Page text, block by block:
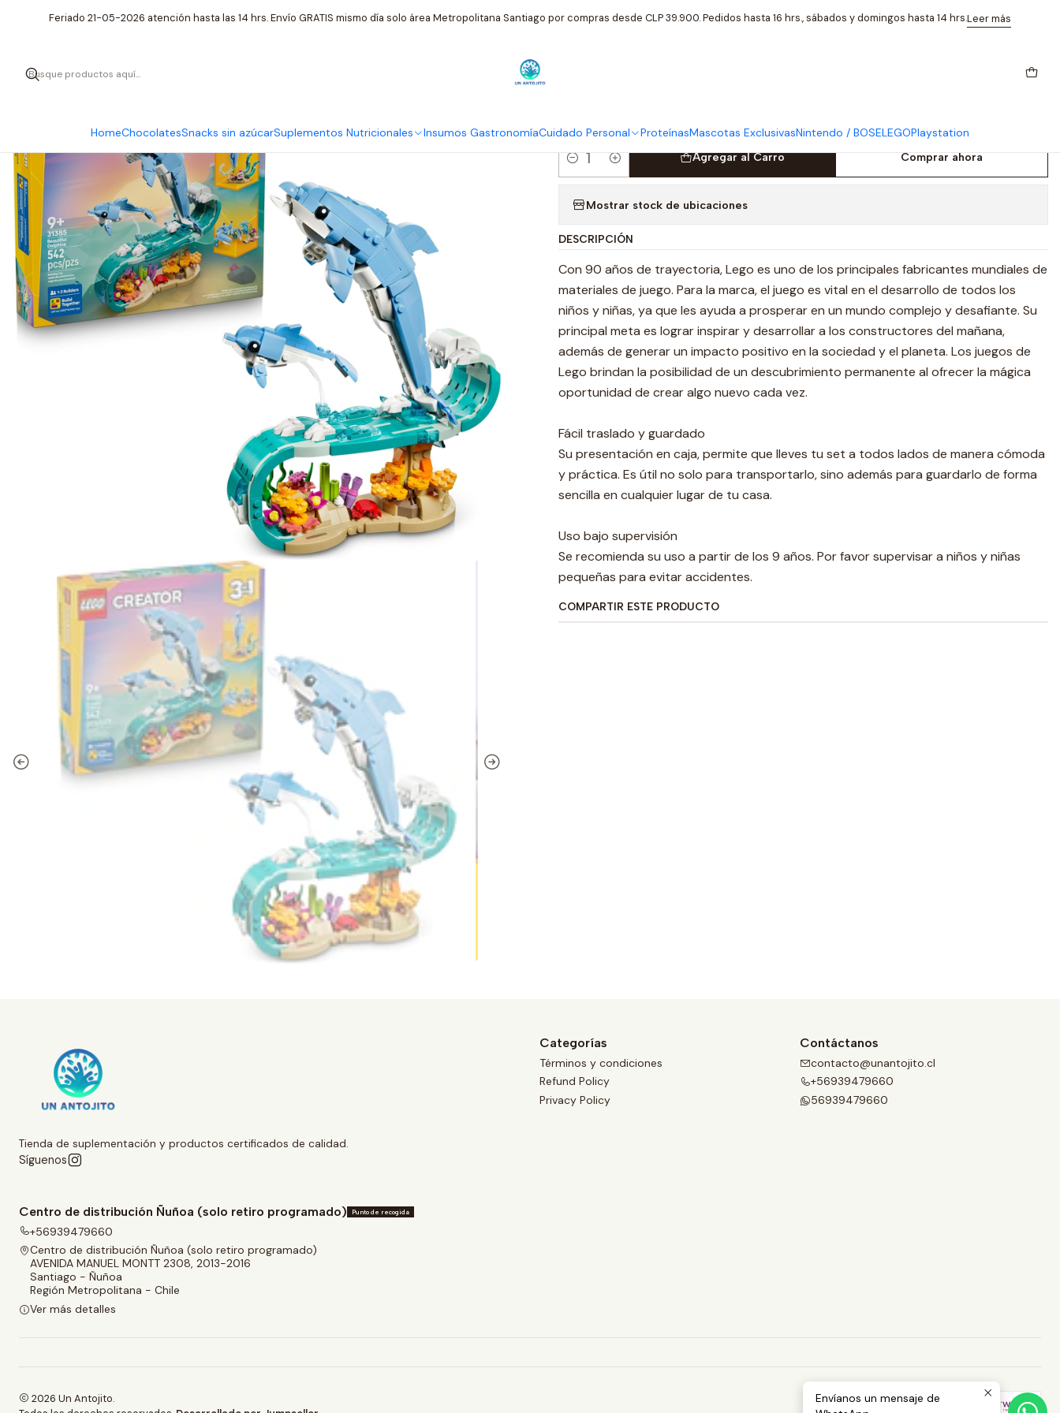
HomeChocolatesSnacks sin azúcarSuplementos Nutricionales Insumos GastronomíaCuidado Personal ProteínasMascotas ExclusivasNintendo / BOSELEGOPlaystation
Feriado 21-05-2026 atención hasta las 14 hrs. Envío GRATIS mismo día solo área Metropolitana Santiago por compras desde CLP 39.900. Pedidos hasta 16 hrs., sábados y domingos hasta 14 hrs.Leer más
Inicio LEGO Animales Marinos 3en1 Delfines Hermosos 31385 Lego
Animales Marinos 3en1 Delfines Hermosos
Cantidad
Agregar al Carro Comprar ahora
Mostrar stock de ubicaciones
DESCRIPCIÓN
Con 90 años de trayectoria, Lego es uno de los principales fabricantes mundiales de
materiales de juego. Para la marca, el juego es vital en el desarrollo de todos los
niños y niñas, ya que les ayuda a prosperar en un mundo complejo y desafiante. Su
principal meta es lograr inspirar y desarrollar a los constructores del mañana,
además de generar un impacto positivo en la sociedad y el planeta. Los juegos de
Lego brindan la posibilidad de un descubrimiento permanente al ofrecer la mágica
oportunidad de crear algo nuevo cada vez.
Fácil traslado y guardado
Su presentación en caja, permite que lleves tu set a todos lados de manera cómoda
y práctica. Es útil no solo para transportarlo, sino además para guardarlo de forma
sencilla en cualquier lugar de tu casa.
Uso bajo supervisión
Se recomienda su uso a partir de los 9 años. Por favor supervisar a niños y niñas
pequeñas para evitar accidentes.
COMPARTIR ESTE PRODUCTO
Tienda de suplementación y productos certificados de calidad.
Síguenos
Categorías
Términos y condiciones
Refund Policy
Privacy Policy
Contáctanos
contacto@unantojito.cl
+56939479660
56939479660
Centro de distribución Ñuñoa (solo retiro programado) Punto de recogida
+56939479660
Centro de distribución Ñuñoa (solo retiro programado)
AVENIDA MANUEL MONTT 2308, 2013-2016
Santiago - Ñuñoa
Región Metropolitana - Chile
Ver más detalles
2026 Un Antojito.
Envíanos un mensaje de